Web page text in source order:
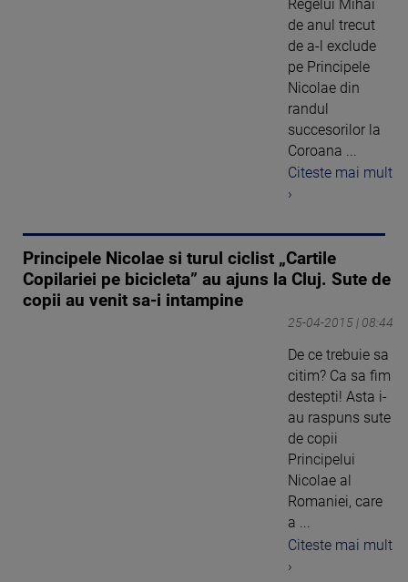
Regelui Mihai
de anul trecut
de a-l exclude
pe Principele
Nicolae din
randul
succesorilor la
Coroana ...
Citeste mai mult
›
Principele Nicolae si turul ciclist „Cartile
Copilariei pe bicicleta” au ajuns la Cluj. Sute de
copii au venit sa-i intampine
25-04-2015 | 08:44
De ce trebuie sa
citim? Ca sa fim
destepti! Asta i-
au raspuns sute
de copii
Principelui
Nicolae al
Romaniei, care
a ...
Citeste mai mult
›